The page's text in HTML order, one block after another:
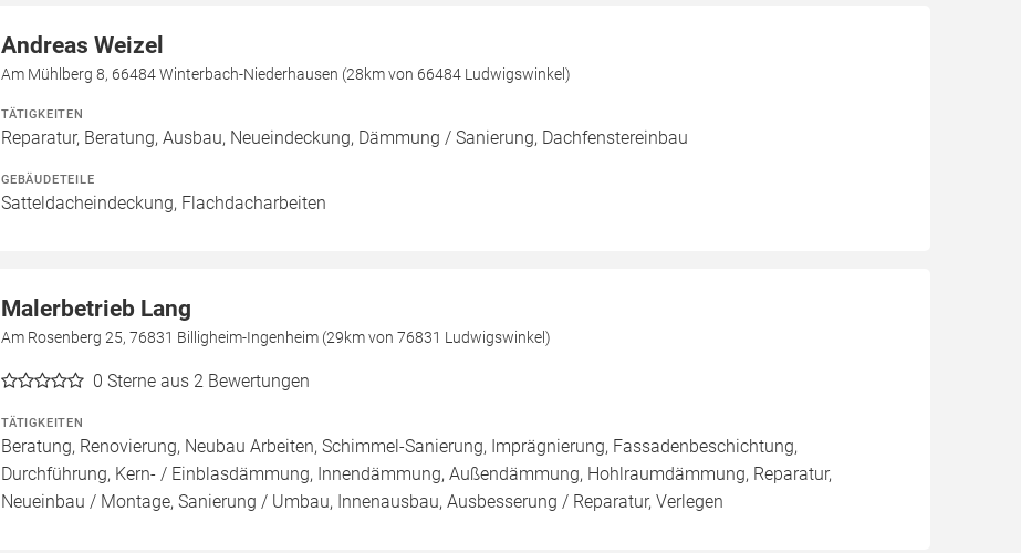
Andreas Weizel
Am Mühlberg 8, 66484 Winterbach-Niederhausen (28km von 66484 Ludwigswinkel)
TÄTIGKEITEN
Reparatur, Beratung, Ausbau, Neueindeckung, Dämmung / Sanierung, Dachfenstereinbau
GEBÄUDETEILE
Satteldacheindeckung, Flachdacharbeiten
Malerbetrieb Lang
Am Rosenberg 25, 76831 Billigheim-Ingenheim (29km von 76831 Ludwigswinkel)
0 Sterne aus 2 Bewertungen
TÄTIGKEITEN
Beratung, Renovierung, Neubau Arbeiten, Schimmel-Sanierung, Imprägnierung, Fassadenbeschichtung,
Durchführung, Kern- / Einblasdämmung, Innendämmung, Außendämmung, Hohlraumdämmung, Reparatur,
Neueinbau / Montage, Sanierung / Umbau, Innenausbau, Ausbesserung / Reparatur, Verlegen